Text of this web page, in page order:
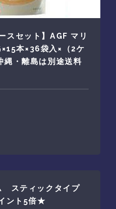
スセット】AGF マリ
本×36袋入×（2ケ
・離島は別途送料
スティックタイプ
ント5倍★